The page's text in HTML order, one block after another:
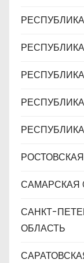
САМАРСКАЯ
САНКТ-
ОБЛАСТЬ